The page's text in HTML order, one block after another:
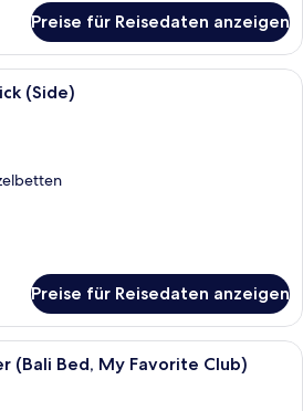
Preise für Reisedaten anzeigen
Doppelzimmer, Meerblick (Side) |
(Side)
Preise für Reisedaten anzeigen
Premium-Doppelzimmer (Bali Bed,
(Bali Bed, My Favorite Club)